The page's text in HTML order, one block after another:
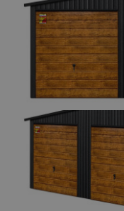
Célzás